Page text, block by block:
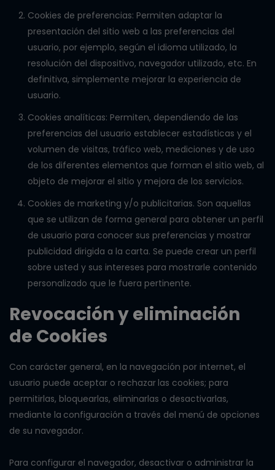
Cookies de preferencias: Permiten adaptar la
presentación del sitio web a las preferencias del
usuario, por ejemplo, según el idioma utilizado, la
resolución del dispositivo, navegador utilizado, etc. En
definitiva, simplemente mejorar la experiencia de
usuario.
Cookies analíticas: Permiten, dependiendo de las
preferencias del usuario establecer estadísticas y el
volumen de visitas, tráfico web, mediciones y de uso
de los diferentes elementos que forman el sitio web, al
objeto de mejorar el sitio y mejora de los servicios.
Cookies de marketing y/o publicitarias. Son aquellas
que se utilizan de forma general para obtener un perfil
de usuario para conocer sus preferencias y mostrar
publicidad dirigida a la carta. Se puede crear un perfil
sobre usted y sus intereses para mostrarle contenido
personalizado que le fuera pertinente.
Revocación y eliminación
de Cookies
Con carácter general, en la navegación por internet, el
usuario puede aceptar o rechazar las cookies; para
permitirlas, bloquearlas, eliminarlas o desactivarlas,
mediante la configuración a través del menú de opciones
de su navegador.
Para configurar el navegador, desactivar o administrar la